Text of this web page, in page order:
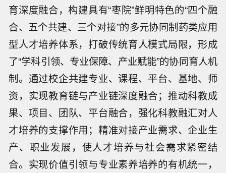
育深度融合，构建具有“枣院”鲜明特色的“四个融
合、五个共建、三个对接”的多元协同制药类应用
型人才培养体系，打破传统育人模式局限，形成
了“学科引领、专业保障、产业赋能”的协同育人机
制。通过校企共建专业、课程、平台、基地、师
资，实现教育链与产业链深度融合；推动科教成
果、项目、团队、平台融合，强化科教融汇对人
才培养的支撑作用；精准对接产业需求、企业生
产、职业发展，使人才培养与社会需求紧密结
合。实现价值引领与专业素养培养的有机统一，